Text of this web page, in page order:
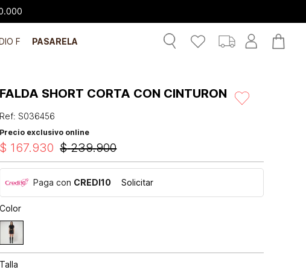
F PASARELA
FALDA SHORT CORTA CON CINTURON
Ref:S036456
Precio exclusivo online
$ 239.900
$ 167.930
Paga con CREDI10 Solicitar
Color
Talla